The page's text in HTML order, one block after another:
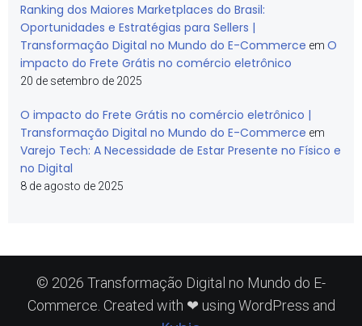
Ranking dos Maiores Marketplaces do Brasil:
Oportunidades e Estratégias para Sellers |
Transformação Digital no Mundo do E-Commerce em O
impacto do Frete Grátis no comércio eletrônico
20 de setembro de 2025
O impacto do Frete Grátis no comércio eletrônico |
Transformação Digital no Mundo do E-Commerce em
Varejo Tech: A Necessidade de Estar Presente no Físico e
no Digital
8 de agosto de 2025
© 2026 Transformação Digital no Mundo do E-
Commerce. Created with ❤ using WordPress and